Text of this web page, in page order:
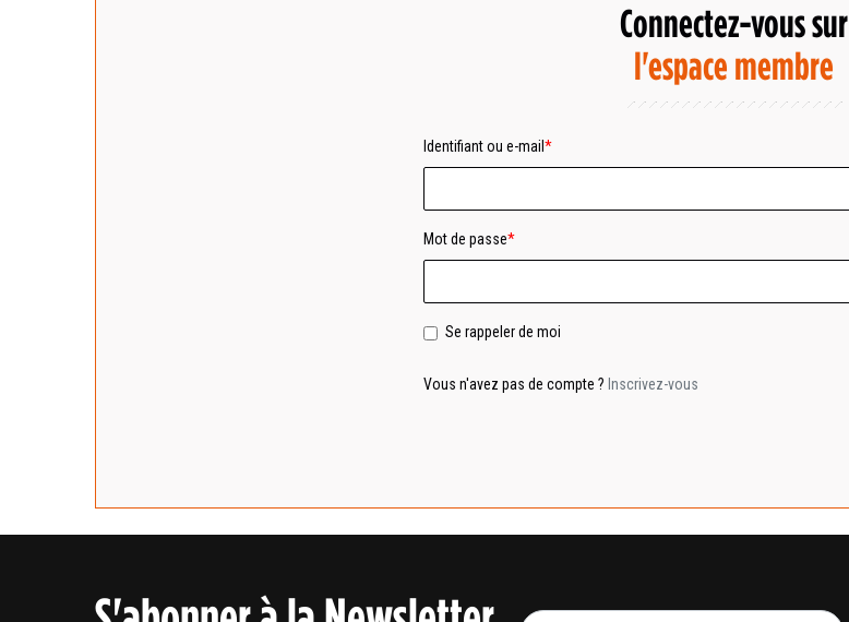
Connectez-vous sur
l'espace membre
Identifiant ou e-mail
Mot de passe
Se rappeler de moi
Vous n'avez pas de compte ? Inscrivez-vous